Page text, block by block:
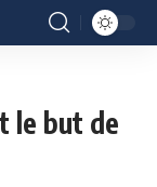
le but de